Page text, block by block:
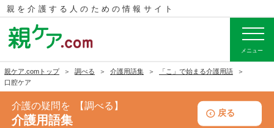
親を介護する人のための情報サイト
メニュー
親ケア.comトップ 調べる 介護用語集
「こ」で始まる介護用語
口腔ケア
介護の疑問を 調べる
介護用語集
戻る